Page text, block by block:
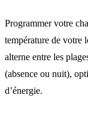
Programmer votre
température de votre
alterne entre les
(absence ou nuit),
d’énergie.